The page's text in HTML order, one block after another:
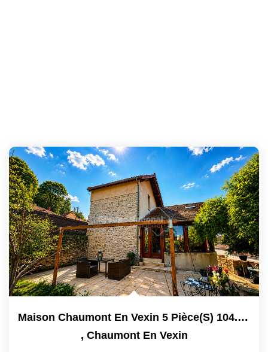
Maison Chaumont En Vexin 5 Pièce(s) 104.76 M2
, Chaumont En Vexin